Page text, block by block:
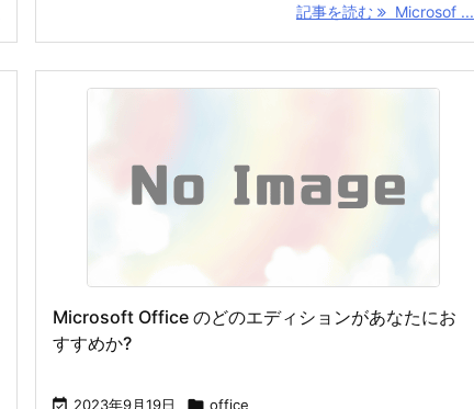
記事を読む Microsof ...
Microsoft Office のどのエディションがあなたにお
すすめか?
 2023年9月19日  office